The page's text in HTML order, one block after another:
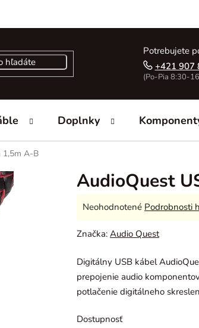
Potrebujete
+421 907
(Po-Pia 8:30-
Doplnky
1,5m A-B
AudioQuest
Priemerné
produktu
0,0
z
5
Neohodnotené Podrobnosti
Značka: Audio Quest
Digitálny USB kábel
prepojenie audio
potlačenie digitálneho
Dostupnosť